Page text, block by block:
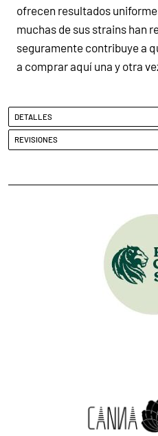
ofrecen resultados
muchas de sus strains han
seguramente contribuye a
a comprar aquí una y otra
DETALLES
REVISIONES